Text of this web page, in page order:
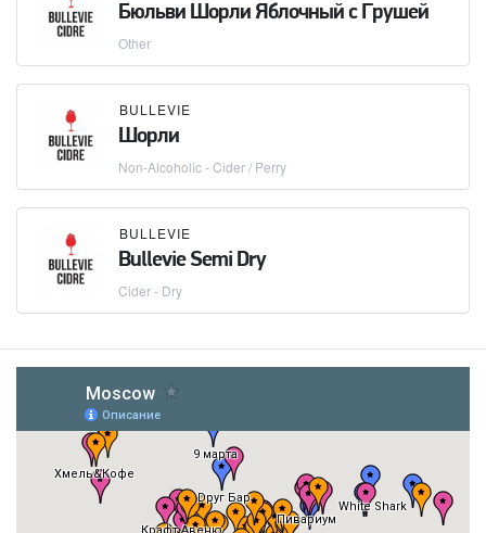
Бюльви Шорли Яблочный с Грушей
Other
BULLEVIE
Шорли
Non-Alcoholic - Cider / Perry
BULLEVIE
Bullevie Semi Dry
Cider - Dry